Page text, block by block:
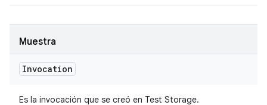
Muestra
Invocation
Es la invocación que se creó en Test Storage.